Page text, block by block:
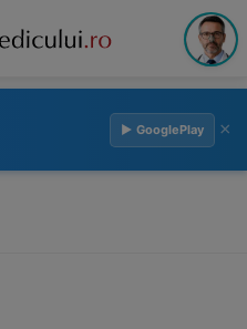
▶ GooglePlay ×